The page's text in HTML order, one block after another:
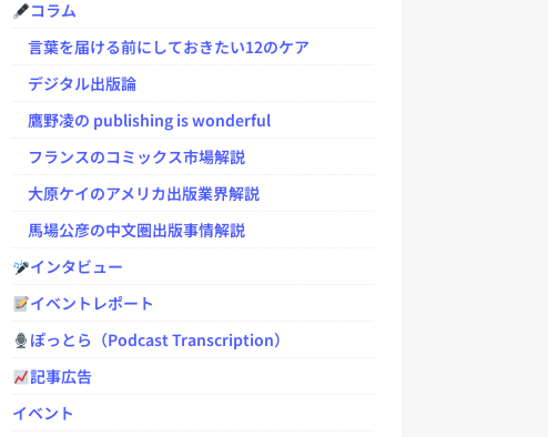
コラム
言葉を届ける前にしておきたい12のケア
デジタル出版論
鷹野凌の publishing is wonderful
フランスのコミックス市場解説
大原ケイのアメリカ出版業界解説
馬場公彦の中文圏出版事情解説
インタビュー
イベントレポート
ぽっとら（Podcast Transcription）
記事広告
イベント